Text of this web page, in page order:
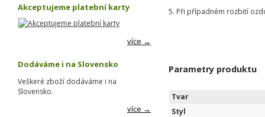
Akceptujeme platební karty
více →
Dodáváme i na Slovensko
Veškeré zboží dodáváme i na
Slovensko.
více →
5. Při případném rozbití
Parametry produktu
Tvar
Styl